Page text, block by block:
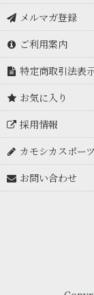
アークテリクス
アドフリクション
アルトラ ALTRA
アルバ arva
アンパラレル
イスカ ISUKA
IWATANI-
メルマガ登録
ご利用案内
特定商取引法表
お気に入り
採用情報
カモシカスポー
お問い合わせ